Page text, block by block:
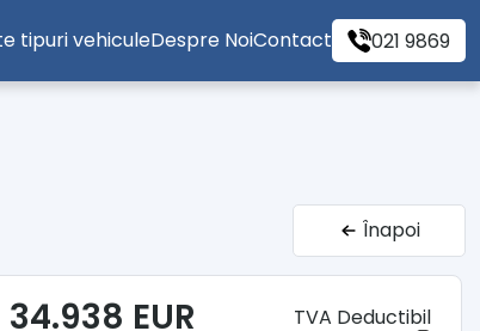
tipuri vehiculeDespre NoiContact 021 9869
Înapoi
34.938 EUR
TVA Deductibil